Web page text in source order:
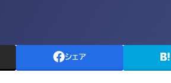
シェア